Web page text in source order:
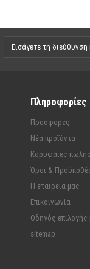
Πληροφορίες
Προσφορές
Νέα προϊόντα
Κορυφαίες
Όροι &
Η εταιρεία μας
Επικοινωνία
Οδηγός επιλογής
sitemap